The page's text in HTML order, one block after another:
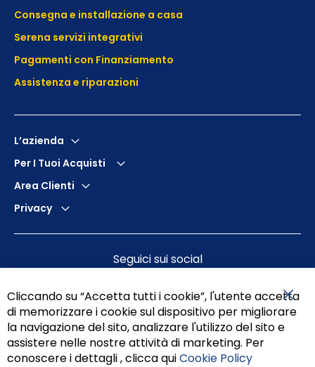
Consegna e installazione a casa
Serena servizi integrativi
Pagamenti con Finanziamento
Assistenza e riparazioni
L’azienda
Per I Tuoi Acquisti
Area Clienti
Privacy
Seguici sui social
Cliccando su “Accetta tutti i cookie”, l'utente accetta
di memorizzare i cookie sul dispositivo per migliorare
la navigazione del sito, analizzare l'utilizzo del sito e
assistere nelle nostre attività di marketing. Per
conoscere i dettagli , clicca quiCookie Policy